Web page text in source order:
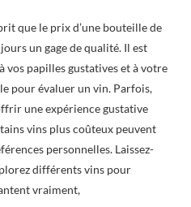
que le prix d’une bouteille de
un gage de qualité. Il est
papilles gustatives et à votre
pour évaluer un vin. Parfois,
une expérience gustative
vins plus coûteux peuvent
personnelles. Laissez-
différents vins pour
vraiment,